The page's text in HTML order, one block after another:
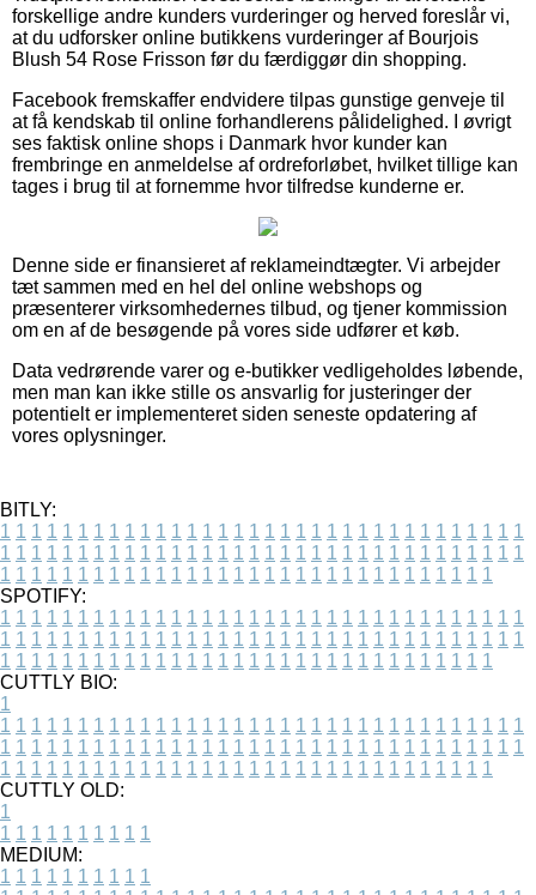
forskellige andre kunders vurderinger og herved foreslår vi,
at du udforsker online butikkens vurderinger af Bourjois
Blush 54 Rose Frisson før du færdiggør din shopping.
Facebook fremskaffer endvidere tilpas gunstige genveje til
at få kendskab til online forhandlerens pålidelighed. I øvrigt
ses faktisk online shops i Danmark hvor kunder kan
frembringe en anmeldelse af ordreforløbet, hvilket tillige kan
tages i brug til at fornemme hvor tilfredse kunderne er.
Denne side er finansieret af reklameindtægter. Vi arbejder
tæt sammen med en hel del online webshops og
præsenterer virksomhedernes tilbud, og tjener kommission
om en af de besøgende på vores side udfører et køb.
Data vedrørende varer og e-butikker vedligeholdes løbende,
men man kan ikke stille os ansvarlig for justeringer der
potentielt er implementeret siden seneste opdatering af
vores oplysninger.
BITLY:
1 1 1 1 1 1 1 1 1 1 1 1 1 1 1 1 1 1 1 1 1 1 1 1 1 1 1 1 1 1 1 1 1 1
1 1 1 1 1 1 1 1 1 1 1 1 1 1 1 1 1 1 1 1 1 1 1 1 1 1 1 1 1 1 1 1 1 1
1 1 1 1 1 1 1 1 1 1 1 1 1 1 1 1 1 1 1 1 1 1 1 1 1 1 1 1 1 1 1 1
SPOTIFY:
1 1 1 1 1 1 1 1 1 1 1 1 1 1 1 1 1 1 1 1 1 1 1 1 1 1 1 1 1 1 1 1 1 1
1 1 1 1 1 1 1 1 1 1 1 1 1 1 1 1 1 1 1 1 1 1 1 1 1 1 1 1 1 1 1 1 1 1
1 1 1 1 1 1 1 1 1 1 1 1 1 1 1 1 1 1 1 1 1 1 1 1 1 1 1 1 1 1 1 1
CUTTLY BIO:
1
1 1 1 1 1 1 1 1 1 1 1 1 1 1 1 1 1 1 1 1 1 1 1 1 1 1 1 1 1 1 1 1 1 1
1 1 1 1 1 1 1 1 1 1 1 1 1 1 1 1 1 1 1 1 1 1 1 1 1 1 1 1 1 1 1 1 1 1
1 1 1 1 1 1 1 1 1 1 1 1 1 1 1 1 1 1 1 1 1 1 1 1 1 1 1 1 1 1 1 1
CUTTLY OLD:
1
1 1 1 1 1 1 1 1 1 1
MEDIUM:
1 1 1 1 1 1 1 1 1 1